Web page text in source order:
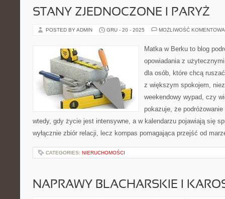
STANY ZJEDNOCZONE I PARYŻ
POSTED BY ADMIN GRU - 20 - 2025 MOŻLIWOŚĆ
Matka w Berku to blog
opowiadania z
dla osób, które chcą
z większym spokojem,
weekendowy wypad, czy
pokazuje, że
wtedy, gdy życie jest intensywne, a w kalendarzu pojawiają się
wyłącznie zbiór relacji, lecz kompas pomagająca przejść od
CATEGORIES: NIERUCHOMOŚCI
NAPRAWY BLACHARSKIE I